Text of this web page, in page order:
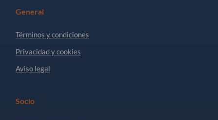
General
Términos y condiciones
Privacidad y cookies
Aviso legal
Socio